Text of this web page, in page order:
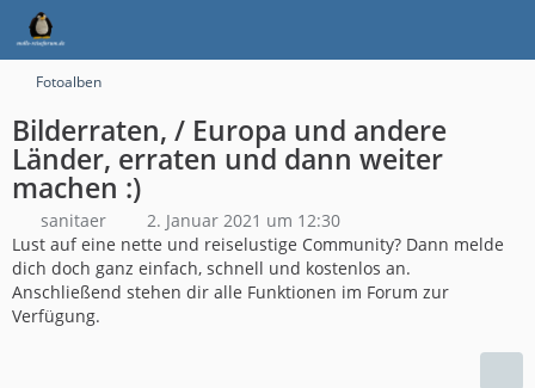
Fotoalben
Bilderraten, / Europa und andere
Länder, erraten und dann weiter
machen :)
sanitaer
2. Januar 2021 um 12:30
Lust auf eine nette und reiselustige Community? Dann melde
dich doch ganz einfach, schnell und kostenlos an.
Anschließend stehen dir alle Funktionen im Forum zur
Verfügung.